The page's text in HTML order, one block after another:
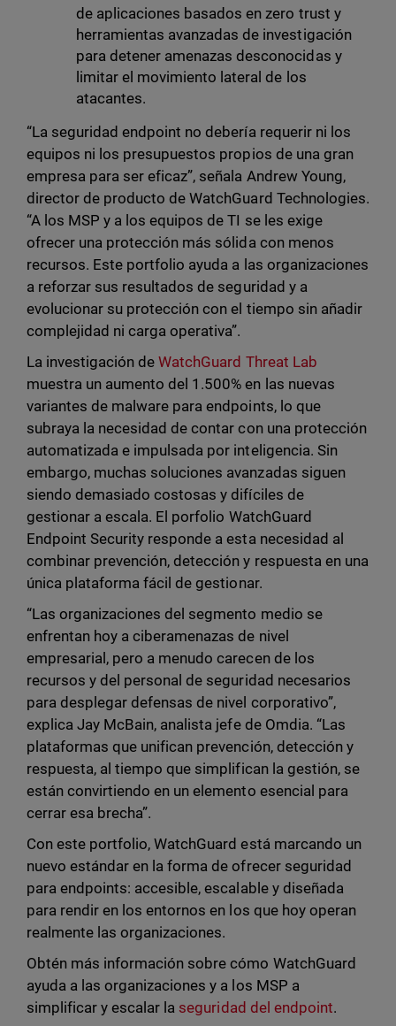
de aplicaciones basados en zero trust y
herramientas avanzadas de investigación
para detener amenazas desconocidas y
limitar el movimiento lateral de los
atacantes.
“La seguridad endpoint no debería requerir ni los
equipos ni los presupuestos propios de una gran
empresa para ser eficaz”, señala Andrew Young,
director de producto de WatchGuard Technologies.
“A los MSP y a los equipos de TI se les exige
ofrecer una protección más sólida con menos
recursos. Este portfolio ayuda a las organizaciones
a reforzar sus resultados de seguridad y a
evolucionar su protección con el tiempo sin añadir
complejidad ni carga operativa”.
La investigación deWatchGuard Threat Lab
muestra un aumento del 1.500% en las nuevas
variantes de malware para endpoints, lo que
subraya la necesidad de contar con una protección
automatizada e impulsada por inteligencia. Sin
embargo, muchas soluciones avanzadas siguen
siendo demasiado costosas y difíciles de
gestionar a escala. El porfolio WatchGuard
Endpoint Security responde a esta necesidad al
combinar prevención, detección y respuesta en una
única plataforma fácil de gestionar.
“Las organizaciones del segmento medio se
enfrentan hoy a ciberamenazas de nivel
empresarial, pero a menudo carecen de los
recursos y del personal de seguridad necesarios
para desplegar defensas de nivel corporativo”,
explica Jay McBain, analista jefe de Omdia. “Las
plataformas que unifican prevención, detección y
respuesta, al tiempo que simplifican la gestión, se
están convirtiendo en un elemento esencial para
cerrar esa brecha”.
Con este portfolio, WatchGuard está marcando un
nuevo estándar en la forma de ofrecer seguridad
para endpoints: accesible, escalable y diseñada
para rendir en los entornos en los que hoy operan
realmente las organizaciones.
Obtén más información sobre cómo WatchGuard
ayuda a las organizaciones y a los MSP a
simplificar y escalar la seguridad del endpoint.